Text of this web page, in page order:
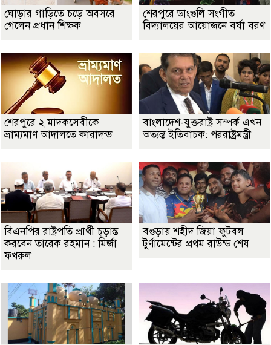
ঘোড়ার গাড়িতে চড়ে অবসরে
গেলেন প্রধান শিক্ষক
শেরপুরে ডাংগুলি সংগীত
বিদ্যালয়ের আয়োজনে বর্ষা বরণ
শেরপুরে ২ মাদকসেবীকে
ভ্রাম্যমাণ আদালতে কারাদন্ড
বাংলাদেশ-যুক্তরাষ্ট্র সম্পর্ক এখন
অত্যন্ত ইতিবাচক: পররাষ্ট্রমন্ত্রী
বিএনপির রাষ্ট্রপতি প্রার্থী চূড়ান্ত
করবেন তারেক রহমান : মির্জা
ফখরুল
বগুড়ায় শহীদ জিয়া ফুটবল
টুর্ণামেন্টের প্রথম রাউন্ড শেষ